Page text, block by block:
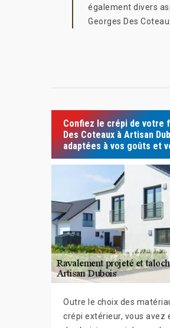
également divers
Georges Des
Confiez le crépi de votre
Des Coteaux à Artisan
adaptées à vos goûts et
Outre le choix des
crépi extérieur, vous avez